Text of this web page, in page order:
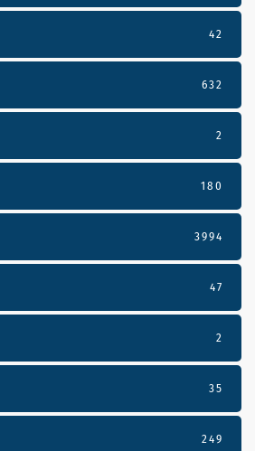
42
632
2
180
3994
47
2
35
249